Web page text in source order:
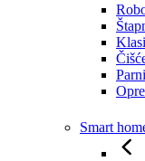
Smart